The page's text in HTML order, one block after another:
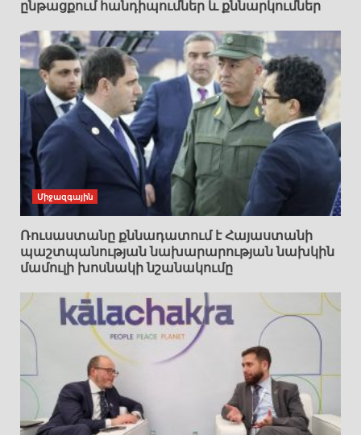
ընթացքում հանդիպումներ և քննարկումներ
Միջազգային
Ռուսաստանը քննադատում է Հայաստանի
պաշտպանության նախարարության նախկին
մամուլի խոսնակի նշանակումը